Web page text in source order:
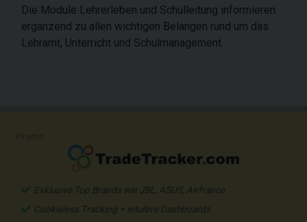
Die Module Lehrerleben und Schulleitung informieren
ergänzend zu allen wichtigen Belangen rund um das
Lehramt, Unterricht und Schulmanagement.
Exklusive Top Brands wie JBL, ASUS, Airfrance
Cookieless Tracking + intuitive Dashboards